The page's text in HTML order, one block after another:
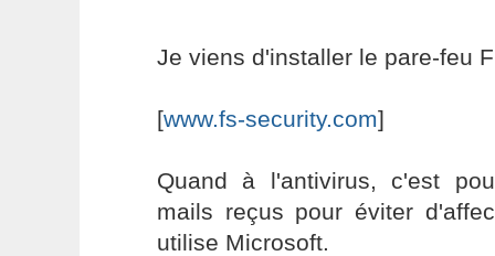
Je viens d'installer le pare-feu
[www.fs-security.com]
Quand à l'antivirus, c'est
mails reçus pour éviter
utilise Microsoft.